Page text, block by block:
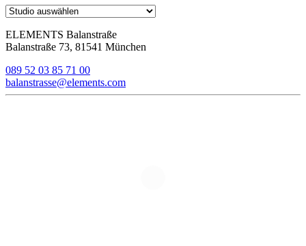
ELEMENTS Balanstraße
Balanstraße 73, 81541 München
089 52 03 85 71 00
balanstrasse@elements.com